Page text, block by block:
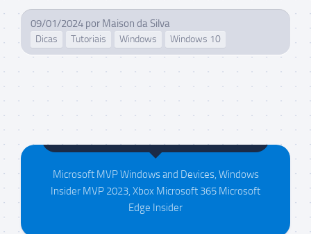
09/01/2024 por Maison da Silva
Dicas Tutoriais Windows Windows 10
Microsoft MVP Windows and Devices, Windows
Insider MVP 2023, Xbox Microsoft 365 Microsoft
Edge Insider